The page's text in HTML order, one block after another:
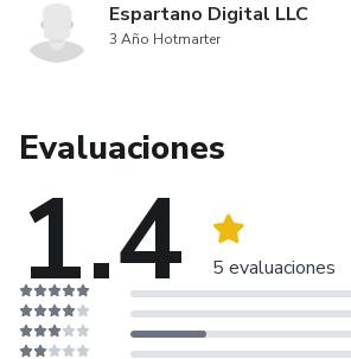
Espartano Digital LLC
3 Año Hotmarter
Evaluaciones
1.4 5 evaluaciones